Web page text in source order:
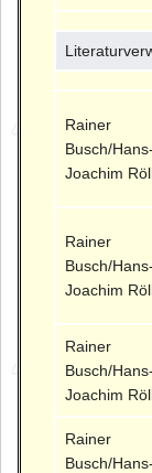
Rainer
Busch/Hans-
Joachim
Rainer
Busch/Hans-
Joachim
Rainer
Busch/Hans-
Joachim
Rainer
Busch/Hans-